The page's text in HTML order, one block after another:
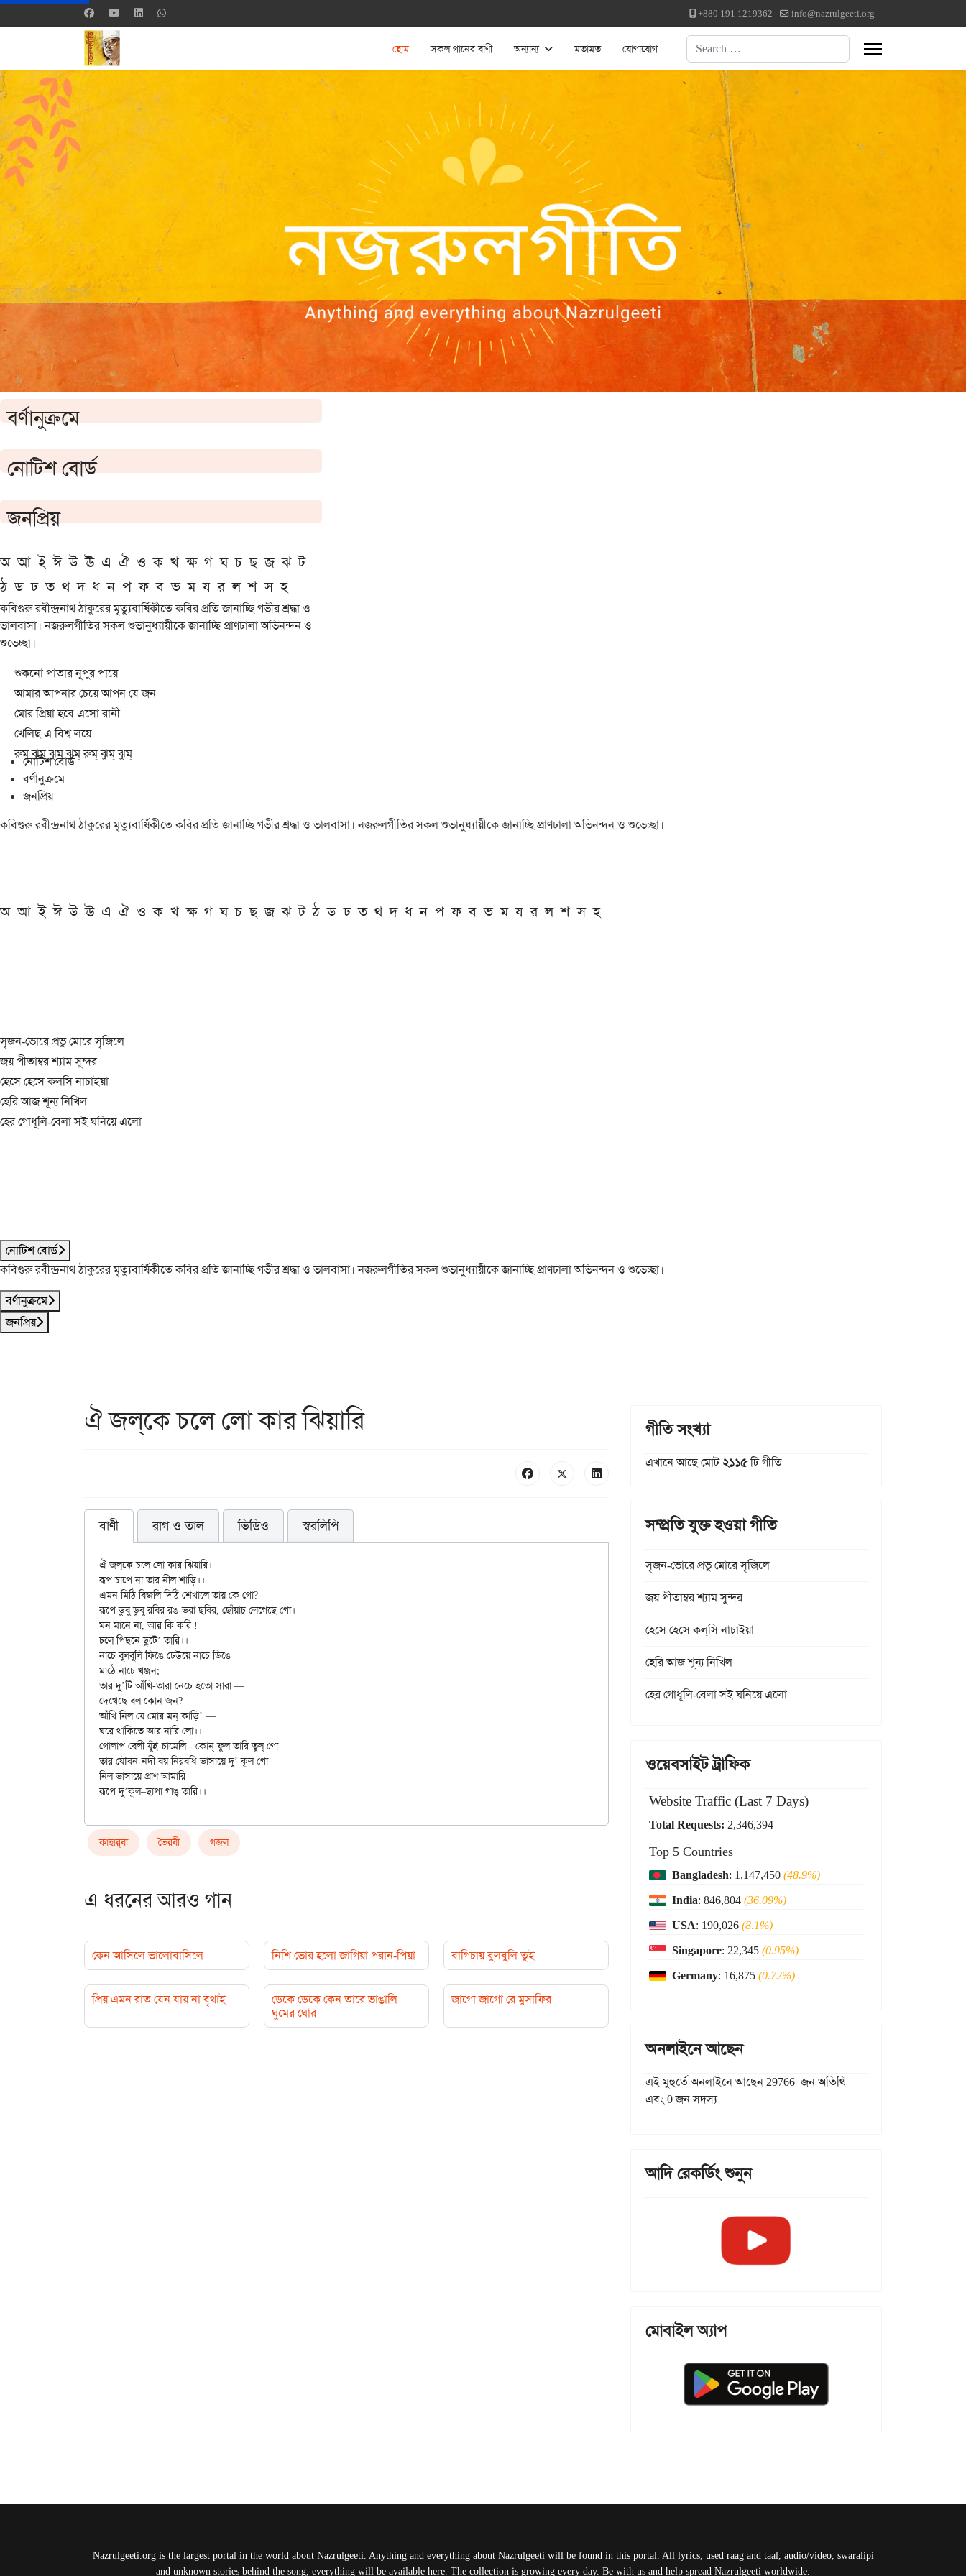
+880 191 1219362 info@nazrulgeeti.org
হোম সকল গানের বাণী অন্যান্য মতামত যোগাযোগ Search
বর্ণানুক্রমে
নোটিশ বোর্ড
জনপ্রিয়
অ আ ই ঈ উ ঊ এ ঐ ও ক খ ক্ষ গ ঘ চ ছ জ ঝ ট
ঠ ড ঢ ত থ দ ধ ন প ফ ব ভ ম য র ল শ স হ
কবিগুরু রবীন্দ্রনাথ ঠাকুরের মৃত্যুবার্ষিকীতে কবির প্রতি জানাচ্ছি গভীর শ্রদ্ধা ও
ভালবাসা। নজরুলগীতির সকল শুভানুধ্যায়ীকে জানাচ্ছি প্রাণঢালা অভিনন্দন ও
শুভেচ্ছা।
শুকনো পাতার নূপুর পায়ে
আমার আপনার চেয়ে আপন যে জন
মোর প্রিয়া হবে এসো রানী
খেলিছ এ বিশ্ব লয়ে
রুম্ ঝুম্ ঝুম্ ঝুম্ রুম্ ঝুম্ ঝুম্
নোটিশ বোর্ড
বর্ণানুক্রমে
জনপ্রিয়
কবিগুরু রবীন্দ্রনাথ ঠাকুরের মৃত্যুবার্ষিকীতে কবির প্রতি জানাচ্ছি গভীর শ্রদ্ধা ও ভালবাসা। নজরুলগীতির সকল শুভানুধ্যায়ীকে জানাচ্ছি প্রাণঢালা অভিনন্দন ও শুভেচ্ছা।
অ আ ই ঈ উ ঊ এ ঐ ও ক খ ক্ষ গ ঘ চ ছ জ ঝ ট ঠ ড ঢ ত থ দ ধ ন প ফ ব ভ ম য র ল শ স হ
সৃজন-ভোরে প্রভু মোরে সৃজিলে
জয় পীতাম্বর শ্যাম সুন্দর
হেসে হেসে কল্‌সি নাচাইয়া
হেরি আজ শূন্য নিখিল
হের গোধূলি-বেলা সই ঘনিয়ে এলো
নোটিশ বোর্ড
কবিগুরু রবীন্দ্রনাথ ঠাকুরের মৃত্যুবার্ষিকীতে কবির প্রতি জানাচ্ছি গভীর শ্রদ্ধা ও ভালবাসা। নজরুলগীতির সকল শুভানুধ্যায়ীকে জানাচ্ছি প্রাণঢালা অভিনন্দন ও শুভেচ্ছা।
বর্ণানুক্রমে
জনপ্রিয়
ঐ জল্‌কে চলে লো কার ঝিয়ারি
বাণী রাগ ও তাল ভিডিও স্বরলিপি
ঐ জল্‌কে চলে লো কার ঝিয়ারি।
রূপ চাপে না তার নীল শাড়ি।।
এমন মিঠি বিজলি দিঠি শেখালে তায় কে গো?
রূপে ডুবু ডুবু রবির রঙ-ভরা ছবির, ছোঁয়াচ লেগেছে গো।
মন মানে না, আর কি করি !
চলে পিছনে ছুটে’ তারি।।
নাচে বুলবুলি ফিঙে ঢেউয়ে নাচে ডিঙে
মাঠে নাচে খঞ্জন;
তার দু’টি আঁখি-তারা নেচে হতো সারা —
দেখেছে বল কোন জন?
আঁখি নিল যে মোর মন্‌ কাড়ি’ —
ঘরে থাকিতে আর নারি লো।।
গোলাপ বেলী যুঁই-চামেলি - কোন্‌ ফুল তারি তুল্‌ গো
তার যৌবন-নদী বয় নিরবধি ভাসায়ে দু’ কূল গো
নিল ভাসায়ে প্রাণ আমারি
কাহার্‌বা ভৈরবী গজল
এ ধরনের আরও গান
কেন আসিলে ভালোবাসিলে নিশি ভোর হলো জাগিয়া পরান-পিয়া বাগিচায় বুলবুলি তুই
প্রিয় এমন রাত যেন যায় না বৃথাই
ডেকে ডেকে কেন তারে ভাঙালি
ঘুমের ঘোর
জাগো জাগো রে মুসাফির
গীতি সংখ্যা
এখানে আছে মোট২১১৫টি গীতি
সম্প্রতি যুক্ত হওয়া গীতি
সৃজন-ভোরে প্রভু মোরে সৃজিলে
জয় পীতাম্বর শ্যাম সুন্দর
হেসে হেসে কল্‌সি নাচাইয়া
হেরি আজ শূন্য নিখিল
হের গোধূলি-বেলা সই ঘনিয়ে এলো
ওয়েবসাইট ট্রাফিক
Website Traffic (Last 7 Days)
Total Requests: 2,346,394
Top 5 Countries
Bangladesh: 1,147,450(48.9%)
India: 846,804(36.09%)
USA: 190,026(8.1%)
Singapore: 22,345(0.95%)
Germany: 16,875(0.72%)
অনলাইনে আছেন
এই মুহুর্তে অনলাইনে আছেন 29766 জন অতিথি
এবং 0 জন সদস্য
আদি রেকর্ডিং শুনুন
মোবাইল অ্যাপ
Nazrulgeeti.org is the largest portal in the world about Nazrulgeeti. Anything and everything about Nazrulgeeti will be found in this portal. All lyrics, used raag and taal, audio/video, swaralipi
and unknown stories behind the song, everything will be available here. The collection is growing every day. Be with us and help spread Nazrulgeeti worldwide.